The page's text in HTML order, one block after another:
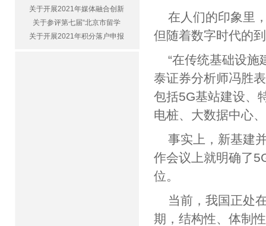
关于开展2021年媒体融合创新
关于参评第七届“北京市留学
关于开展2021年积分落户申报
在人们的印象里
但随着数字时代的
“在传统基础设施
泰证券分析师冯胜
包括5G基站建设、
电桩、大数据中心
事实上，新基建
作会议上就明确了
位。
当前，我国正处
期，结构性、体制